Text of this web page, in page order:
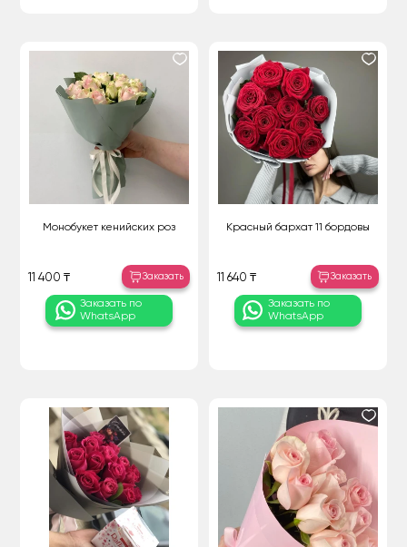
Монобукет кенийских роз
11 400 ₸ Заказать
Заказать по
WhatsApp
Красный бархат 11 бордовы
11 640 ₸ Заказать
Заказать по
WhatsApp